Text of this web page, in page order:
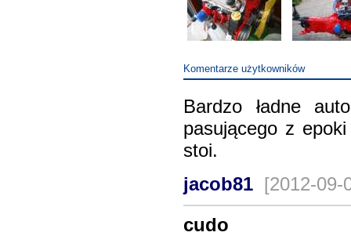
Komentarze użytkowników
Bardzo ładne
pasującego z
stoi.
jacob81 [2012-
cudo